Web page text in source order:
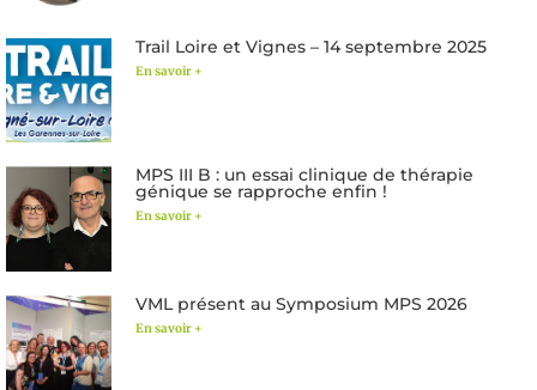
Trail Loire et Vignes – 14 septembre 2025
En savoir +
MPS III B : un essai clinique de thérapie
génique se rapproche enfin !
En savoir +
VML présent au Symposium MPS 2026
En savoir +